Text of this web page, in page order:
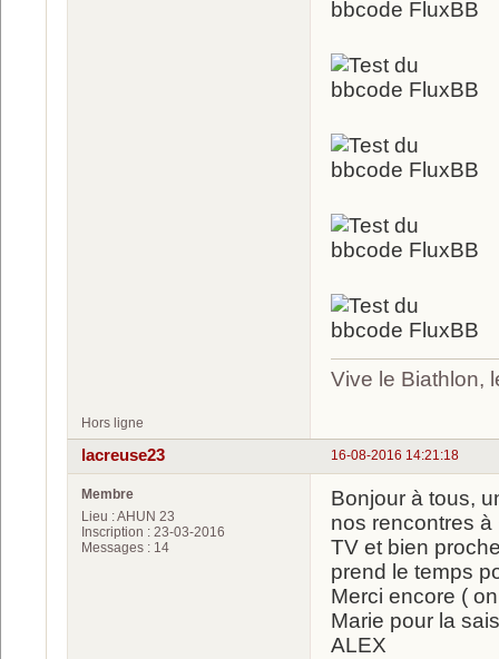
Vive le Biathlon,
Hors ligne
16-08-2016 14:21:18
lacreuse23
Membre
Lieu : AHUN 23
Inscription : 23-03-2016
Messages : 14
Bonjour à tous,
nos rencontres
TV et bien
prend le temps
Merci encore (
Marie pour la
ALEX